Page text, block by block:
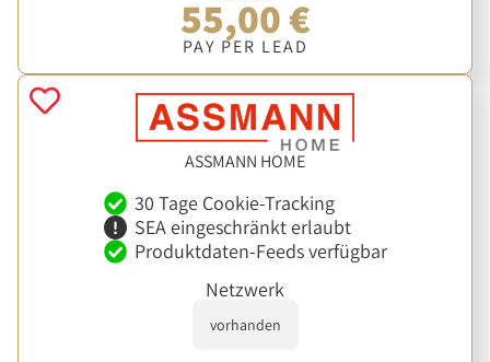
55,00 €
PAY PER LEAD
ASSMANN HOME
30 Tage Cookie-Tracking
SEA eingeschränkt erlaubt
Produktdaten-Feeds verfügbar
Netzwerk
vorhanden